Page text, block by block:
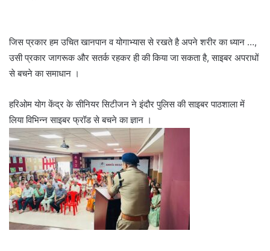
जिस प्रकार हम उचित खानपान व योगाभ्यास से रखते है अपने शरीर का ध्यान …,
उसी प्रकार जागरूक और सतर्क रहकर ही की किया जा सकता है, साइबर अपराधों
से बचने का समाधान ।
हरिओम योग केंद्र के सीनियर सिटीजन ने इंदौर पुलिस की साइबर पाठशाला में
लिया विभिन्न साइबर फ्रॉड से बचने का ज्ञान ।